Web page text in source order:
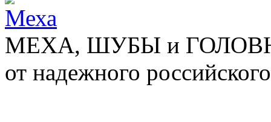
МЕХА, ШУБЫ и
от надежного